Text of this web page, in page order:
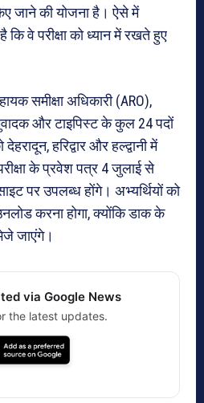
जाने की योजना है। ऐसे में
कि वे परीक्षा को ध्यान में रखते हुए
समीक्षा अधिकारी (ARO),
और टाइपिस्ट के कुल 24 पदों
हरिद्वार और हल्द्वानी में
के प्रवेश पत्र 4 जुलाई से
पर उपलब्ध होंगे। अभ्यर्थियों को
करना होगा, क्योंकि डाक के
जाएंगे।
via Google News
the latest updates.